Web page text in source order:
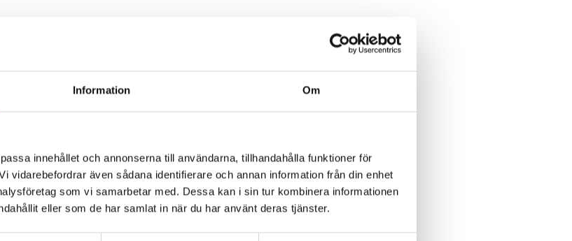
Information Om
innehållet och annonserna till användarna, tillhandahålla funktioner för
vidarebefordrar även sådana identifierare och annan information från din enhet
som vi samarbetar med. Dessa kan i sin tur kombinera informationen
eller som de har samlat in när du har använt deras tjänster.
2023